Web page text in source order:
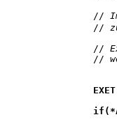
//
//
//
//